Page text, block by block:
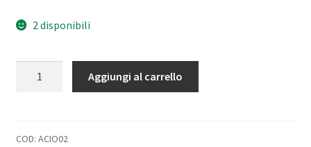
2 disponibili
argento
Aggiungi al carrello
COD: ACIO02